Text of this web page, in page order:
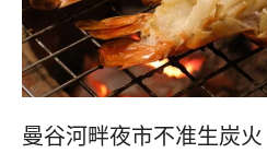
曼谷河畔夜市不准生炭